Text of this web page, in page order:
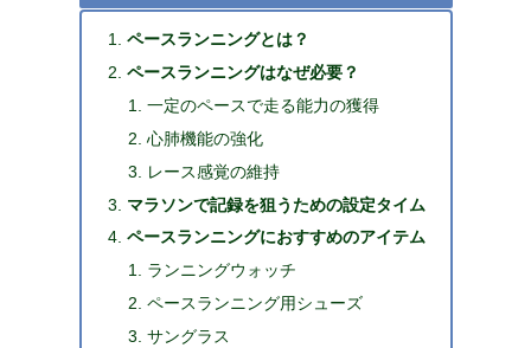
ペースランニングとは？
ペースランニングはなぜ必要？
一定のペースで走る能力の獲得
心肺機能の強化
レース感覚の維持
マラソンで記録を狙うための設定タイム
ペースランニングにおすすめのアイテム
ランニングウォッチ
ペースランニング用シューズ
サングラス